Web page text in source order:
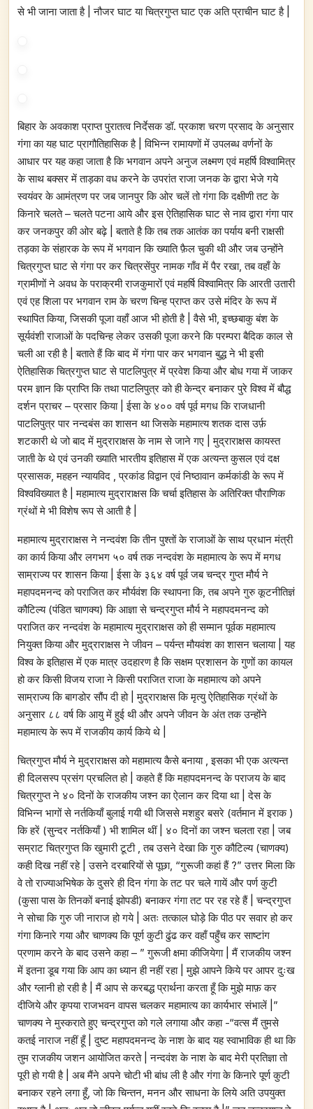
से भी जाना जाता है | नौजर घाट या चित्रगुप्त घाट एक अति प्राचीन घाट है |
बिहार के अवकाश प्राप्त पुरातत्व निर्देसक डॉ. प्रकाश चरण प्रसाद के अनुसार
गंगा का यह घाट प्रागौतिहासिक है | विभिन्न रामायणों में उपलब्ध वर्णनों के
आधार पर यह कहा जाता है कि भगवान अपने अनुज लक्ष्मण एवं महर्षि विश्वामित्र
के साथ बक्सर में ताड़का वध करने के उपरांत राजा जनक के द्वारा भेजे गये
स्वयंवर के आमंत्रण पर जब जानपुर कि ओर चलें तो गंगा कि दक्षीणी तट के
किनारे चलते – चलते पटना आये और इस ऐतिहासिक घाट से नाव द्वारा गंगा पार
कर जनकपुर की ओर बढ़े | बताते है कि तब तक आतंक का पर्याय बनी राक्षसी
तड़का के संहारक के रूप में भगवान कि ख्याति फ़ैल चुकी थी और जब उन्होंने
चित्रगुप्त घाट से गंगा पर कर चित्रसेंपुर नामक गाँव में पैर रखा, तब वहाँ के
ग्रामीणों ने अवध के पराक्रमी राजकुमारों एवं महर्षि विश्वामित्र कि आरती उतारी
एवं एह शिला पर भगवान राम के चरण चिन्ह प्राप्त कर उसे मंदिर के रूप में
स्थापित किया, जिसकी पूजा वहाँ आज भी होती है | वैसे भी, इच्छबाकु बंश के
सूर्यवंशी राजाओं के पदचिन्ह लेकर उसकी पूजा करने कि परम्परा बैदिक काल से
चली आ रही है | बताते हैं कि बाद में गंगा पार कर भगवान बुद्ध ने भी इसी
ऐतिहासिक चित्रगुप्त घाट से पाटलिपुत्र में प्रवेश किया और बोध गया में जाकर
परम ज्ञान कि प्राप्ति कि तथा पाटलिपुत्र को ही केन्द्र बनाकर पुरे विश्व में बौद्ध
दर्शन प्राचर – प्रसार किया | ईसा के ४०० वर्ष पूर्व मगध कि राजधानी
पाटलिपुत्र पार नन्दबंस का शासन था जिसके महामात्य शतक दास उर्फ़
शटकारी थे जो बाद में मुद्राराक्षस के नाम से जाने गए | मुद्राराक्षस कायस्त
जाती के थे एवं उनकी ख्याति भारतीय इतिहास में एक अत्यन्त कुसल एवं दक्ष
प्रसासक, महहन न्यायविद , प्रकांड विद्वान एवं निष्ठावान कर्मकांडी के रूप में
विश्वविख्यात है | महामात्य मुद्राराक्षस कि चर्चा इतिहास के अतिरिक्त पौराणिक
ग्रंथों मे भी विशेष रूप से आती है |
महामात्य मुद्राराक्षस ने नन्दवंश कि तीन पुश्तों के राजाओं के साथ प्रधान मंत्री
का कार्य किया और लगभग ५० वर्ष तक नन्दवंश के महामात्य के रूप में मगध
साम्राज्य पर शासन किया | ईसा के ३६४ वर्ष पूर्व जब चन्द्र गुप्त मौर्य ने
महापदमनन्द को पराजित कर मौर्यवंश कि स्थापना कि, तब अपने गुरु कूटनीतिज्ञं
कौटिल्य (पंडित चाणक्य) कि आज्ञा से चन्द्रगुप्त मौर्य ने महापदमनन्द को
पराजित कर नन्दवंश के महामात्य मुद्राराक्षस को ही सम्मान पूर्वक महामात्य
नियुक्त किया और मुद्राराक्षस ने जीवन – पर्यन्त मौयवंश का शासन चलाया | यह
विश्व के इतिहास में एक मात्र उदहारण है कि सक्षम प्रशासन के गुणों का कायल
हो कर किसी विजय राजा ने किसी पराजित राजा के महामात्य को अपने
साम्राज्य कि बागडोर सौंप दी हो | मुद्राराक्षस कि मृत्यु ऐतिहासिक ग्रंथों के
अनुसार ८८ वर्ष कि आयु में हुई थी और अपने जीवन के अंत तक उन्होंने
महामात्य के रूप में राजकीय कार्य किये थे |
चित्रगुप्त मौर्य ने मुद्राराक्षस को महामात्य कैसे बनाया , इसका भी एक अत्यन्त
ही दिलसस्प प्रसंग प्रचलित हो | कहते हैं कि महापदमनन्द के पराजय के बाद
चित्रगुप्त ने ४० दिनों के राजकीय जश्न का ऐलान कर दिया था | देस के
विभिन्न भागों से नर्तकियाँ बुलाई गयी थी जिससे मशहुर बसरे (वर्तमान में इराक )
कि हरें (सुन्दर नर्तकियाँ ) भी शामिल थीं | ४० दिनों का जश्न चलता रहा | जब
सम्राट चित्रगुप्त कि खुमारी टूटी , तब उसने देखा कि गुरु कौटिल्य (चाणक्य)
कही दिख नहीं रहे | उसने दरबारियों से पूछा, “गुरूजी कहां हैं ?” उत्तर मिला कि
वे तो राज्याअभिषेक के दुसरे ही दिन गंगा के तट पर चले गायें और पर्ण कुटी
(कुसा पास के तिनकों बनाई झोपडी) बनाकर गंगा तट पर रह रहे हैं | चन्द्रगुप्त
ने सोचा कि गुरु जी नाराज हो गये | अतः तत्काल घोड़े कि पीठ पर सवार हो कर
गंगा किनारे गया और चाणक्य कि पूर्ण कुटी ढुंढ कर वहाँ पहुँच कर साष्टांग
प्रणाम करने के बाद उसने कहा – ” गुरूजी क्षमा कीजियेगा | मैं राजकीय जश्न
में इतना डूब गया कि आप का ध्यान ही नहीं रहा | मुझे आपने किये पर आपर दुःख
और ग्लानी हो रही है | मैं आप से करबद्ध प्रार्थना करता हूँ कि मुझे माफ़ कर
दीजिये और कृपया राजभवन वापस चलकर महामात्य का कार्यभार संभालें |”
चाणक्य ने मुस्कराते हुए चन्द्रगुप्त को गले लगाया और कहा -“वत्स मैं तुमसे
कतई नाराज नहीं हूँ | दुष्ट महापदमनन्द के नाश के बाद यह स्वाभाविक ही था कि
तुम राजकीय जशन आयोजित करते | नन्दवंश के नाश के बाद मेरी प्रतिज्ञा तो
पूरी हो गयी है | अब मैंने अपने चोटी भी बांध ली है और गंगा के किनारे पूर्ण कुटी
बनाकर रहने लगा हूँ, जो कि चिन्तन, मनन और साधना के लिये अति उपयुक्त